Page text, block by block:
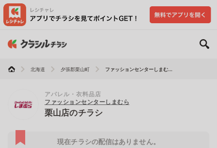
北海道 夕張郡栗山町 ファッションセンターしまむ...
アパレル・衣料品店
ファッションセンターしまむら
栗山店のチラシ
現在チラシの配信はありません。